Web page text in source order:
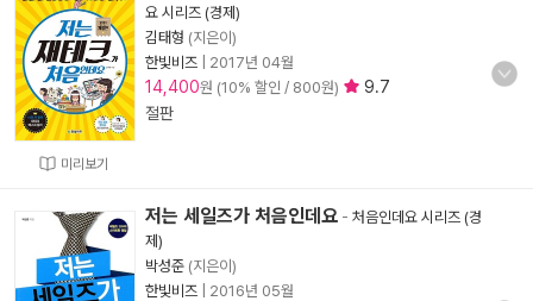
미리보기
요 시리즈 (경제)
김태형 (지은이)
한빛비즈
2017년 04월
14,400원 (10% 할인 / 800원)
9.7
절판
저는 세일즈가 처음인데요 - 처음인데요 시리즈 (경
제)
박성준 (지은이)
한빛비즈
2016년 05월